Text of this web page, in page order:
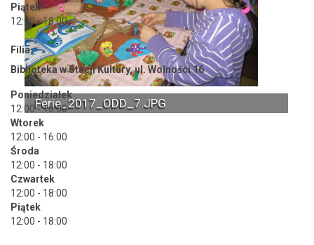
Ferie_2017_ODD_7.JPG
Piątek
12:00 - 18:00
Filia
Biblioteka w Stacji Kultury, ul. Wolności 16
Poniedziałek
12:00 - 16:00
Wtorek
12:00 - 16:00
Środa
12:00 - 18:00
Czwartek
12:00 - 18:00
Piątek
12:00 - 18:00